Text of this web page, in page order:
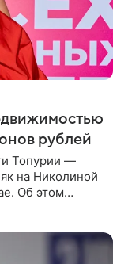
рублей
Топурии —
на Николиной
Об этом